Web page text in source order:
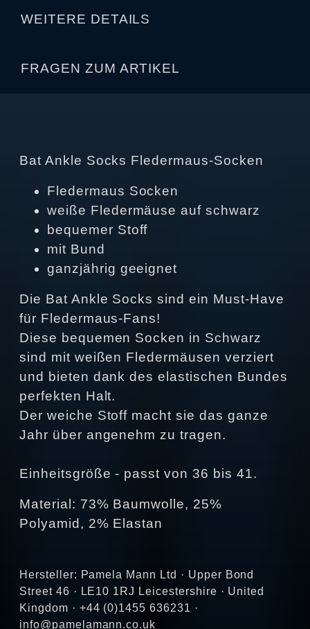
WEITERE DETAILS
FRAGEN ZUM ARTIKEL
Bat Ankle Socks Fledermaus-Socken
Fledermaus Socken
weiße Fledermäuse auf schwarz
bequemer Stoff
mit Bund
ganzjährig geeignet
Die Bat Ankle Socks sind ein Must-Have
für Fledermaus-Fans!
Diese bequemen Socken in Schwarz
sind mit weißen Fledermäusen verziert
und bieten dank des elastischen Bundes
perfekten Halt.
Der weiche Stoff macht sie das ganze
Jahr über angenehm zu tragen.
Einheitsgröße - passt von 36 bis 41.
Material: 73% Baumwolle, 25%
Polyamid, 2% Elastan
Hersteller: Pamela Mann Ltd · Upper Bond
Street 46 · LE10 1RJ Leicestershire · United
Kingdom · +44 (0)1455 636231 ·
info@pamelamann.co.uk